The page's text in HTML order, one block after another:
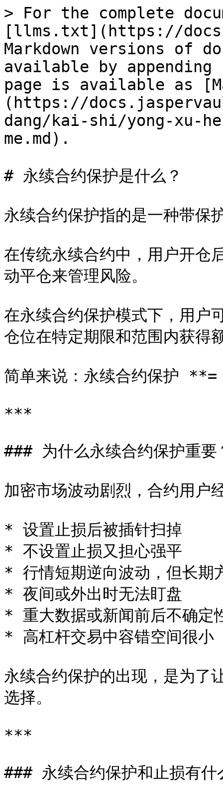
> For the complete
[llms.txt](https://
Markdown versions of
available by
page is available as
(https://
dang/kai-shi/yong-xu-
me.md).
# 永续合约保护是什么？
永续合约保护指的是一种带保
在传统永续合约中，用户开仓
动平仓来管理风险。
在永续合约保护模式下，用户
仓位在特定期限和范围内获得
简单来说：永续合约保护
***
### 为什么永续合约保护重要
加密市场波动剧烈，合约用户
* 设置止损后被插针扫掉
* 不设置止损又担心强平
* 行情短期逆向波动，但长期
* 夜间或外出时无法盯盘
* 重大数据或新闻前后不确定
* 高杠杆交易中容错空间很小
永续合约保护的出现，是为了
选择。
***
### 永续合约保护和止损有什